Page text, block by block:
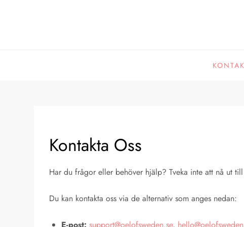
Kontakta Oss
Har du frågor eller behöver hjälp? Tveka inte att nå ut
Du kan kontakta oss via de alternativ som anges nedan: